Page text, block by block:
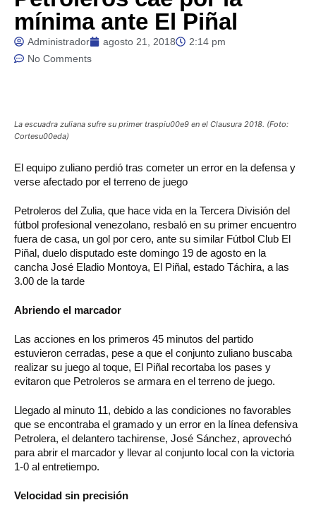
mínima ante El Piñal
Administrador agosto 21, 2018
2:14 pm
No Comments
La escuadra zuliana sufre su primer traspiu00e9 en el Clausura 2018. (Foto:
Cortesu00eda)
El equipo zuliano perdió tras cometer un error en la defensa y
verse afectado por el terreno de juego
Petroleros del Zulia, que hace vida en la Tercera División del
fútbol profesional venezolano, resbaló en su primer encuentro
fuera de casa, un gol por cero, ante su similar Fútbol Club El
Piñal, duelo disputado este domingo 19 de agosto en la
cancha José Eladio Montoya, El Piñal, estado Táchira, a las
3.00 de la tarde
Abriendo el marcador
Las acciones en los primeros 45 minutos del partido
estuvieron cerradas, pese a que el conjunto zuliano buscaba
realizar su juego al toque, El Piñal recortaba los pases y
evitaron que Petroleros se armara en el terreno de juego.
Llegado al minuto 11, debido a las condiciones no favorables
que se encontraba el gramado y un error en la línea defensiva
Petrolera, el delantero tachirense, José Sánchez, aprovechó
para abrir el marcador y llevar al conjunto local con la victoria
1-0 al entretiempo.
Velocidad sin precisión